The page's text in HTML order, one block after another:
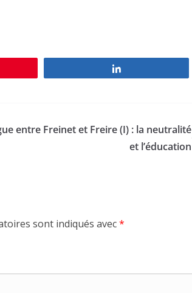
entre Freinet et Freire (I) : la neutralité
et l’éducation
sont indiqués avec*